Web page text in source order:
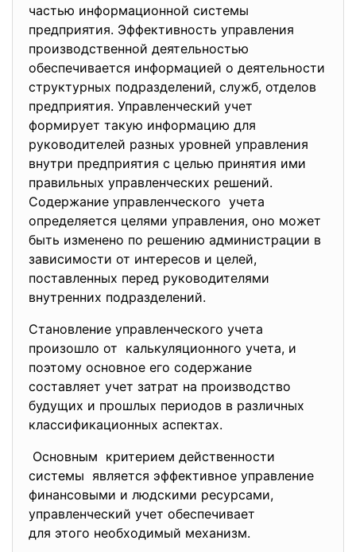
частью информационной системы
предприятия. Эффективность управления
производственной деятельностью
обеспечивается информацией о деятельности
структурных подразделений, служб, отделов
предприятия. Управленческий учет
формирует такую информацию для
руководителей разных уровней управления
внутри предприятия с целью принятия ими
правильных управленческих решений.
Содержание управленческого учета
определяется целями управления, оно может
быть изменено по решению администрации в
зависимости от интересов и целей,
поставленных перед руководителями
внутренних подразделений.
Становление управленческого учета
произошло от калькуляционного учета, и
поэтому основное его содержание
составляет учет затрат на производство
будущих и прошлых периодов в различных
классификационных аспектах.
Основным критерием действенности
системы является эффективное управление
финансовыми и людскими ресурсами,
управленческий учет обеспечивает
для этого необходимый механизм.